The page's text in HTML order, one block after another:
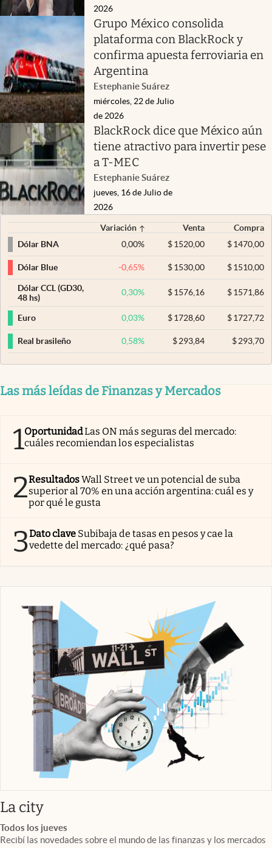
2026
Grupo México consolida
plataforma con BlackRock y
confirma apuesta ferroviaria en
Argentina
Estephanie Suárez
miércoles, 22 de Julio
de 2026
BlackRock dice que México aún
tiene atractivo para invertir pese
a T-MEC
Estephanie Suárez
jueves, 16 de Julio de
2026
Variación Venta
Compra
Dólar BNA
0,00% $ 1520,00 $1470,00
Dólar Blue -0,65% $ 1530,00 $1510,00
Dólar CCL (GD30,
48 hs)
0,30% $ 1576,16 $1571,86
Euro 0,03% $ 1728,60 $1727,72
Real brasileño 0,58% $ 293,84 $293,70
Las más leídas de Finanzas y Mercados
1OportunidadLas ON más seguras del mercado:
cuáles recomiendan los especialistas
2ResultadosWall Street ve un potencial de suba
superior al 70% en una acción argentina: cuál es y
por qué le gusta
3Dato clave Subibaja de tasas en pesos y cae la
vedette del mercado: ¿qué pasa?
La cityabre en nueva pestaña
Todos los jueves
Recibí las novedades sobre el mundo de las finanzas y los mercados